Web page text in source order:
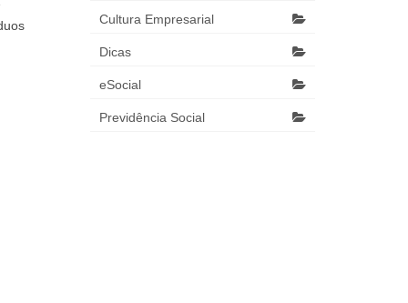
Cultura Empresarial
Dicas
eSocial
Previdência Social